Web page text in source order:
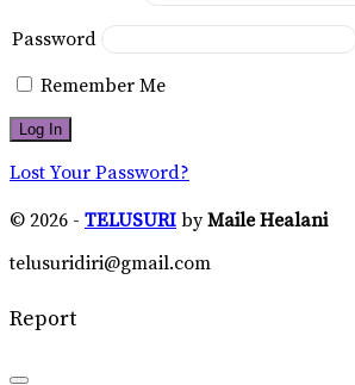
Password
Remember Me
Lost Your Password?
© 2026 - TELUSURI byMaile Healani
telusuridiri@gmail.com
Report